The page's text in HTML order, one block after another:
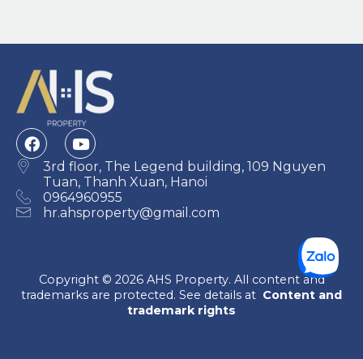
3rd floor, The Legend building, 109 Nguyen
Tuan, Thanh Xuan, Hanoi
0964960955
hr.ahsproperty@gmail.com
Copyright © 2026 AHS Property. All content and
trademarks are protected. See details at Content and
trademark rights